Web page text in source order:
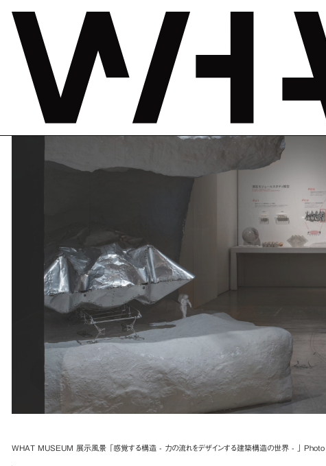
感覚する構造
– 力の流れをデザインする建築構造の世界 –
2023年9月30日—2024年2月25日
WHAT MUSEUM 展示風景 「感覚する構造 - 力の流れをデザインする建築構造の世界 - 」